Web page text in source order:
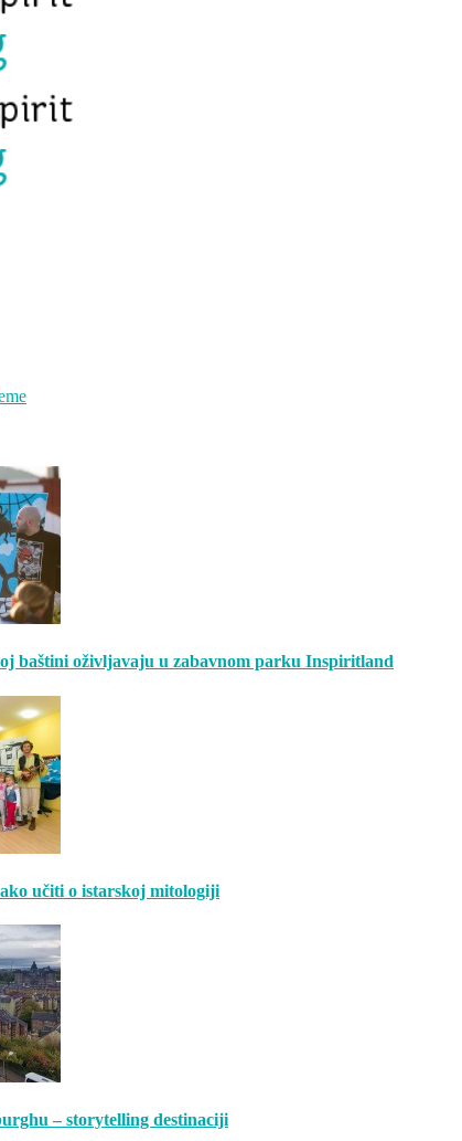
baštini oživljavaju u zabavnom parku Inspiritland
učiti o istarskoj mitologiji
– storytelling destinaciji